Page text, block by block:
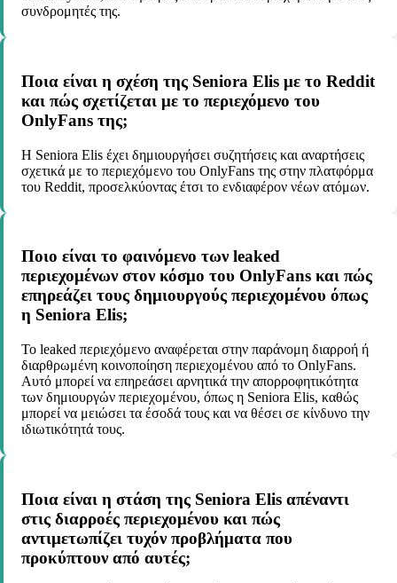
συνδρομητές της.
Ποια είναι η σχέση της Seniora Elis με το Reddit
και πώς σχετίζεται με το περιεχόμενο του
OnlyFans της;
Η Seniora Elis έχει δημιουργήσει συζητήσεις και αναρτήσεις
σχετικά με το περιεχόμενο του OnlyFans της στην πλατφόρμα
του Reddit, προσελκύοντας έτσι το ενδιαφέρον νέων ατόμων.
Ποιο είναι το φαινόμενο των leaked
περιεχομένων στον κόσμο του OnlyFans και πώς
επηρεάζει τους δημιουργούς περιεχομένου όπως
η Seniora Elis;
Το leaked περιεχόμενο αναφέρεται στην παράνομη διαρροή ή
διαρθρωμένη κοινοποίηση περιεχομένου από το OnlyFans.
Αυτό μπορεί να επηρεάσει αρνητικά την απορροφητικότητα
των δημιουργών περιεχομένου, όπως η Seniora Elis, καθώς
μπορεί να μειώσει τα έσοδά τους και να θέσει σε κίνδυνο την
ιδιωτικότητά τους.
Ποια είναι η στάση της Seniora Elis απέναντι
στις διαρροές περιεχομένου και πώς
αντιμετωπίζει τυχόν προβλήματα που
προκύπτουν από αυτές;